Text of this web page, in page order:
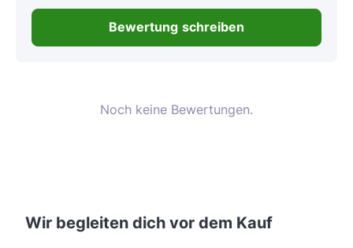
Bewertung schreiben
Noch keine Bewertungen.
Wir begleiten dich vor dem Kauf